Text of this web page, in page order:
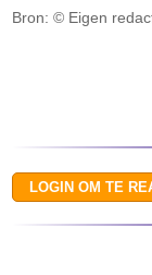
Bron: © Eigen